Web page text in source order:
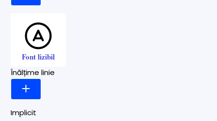
Font lizibil
Înălțime linie
Implicit